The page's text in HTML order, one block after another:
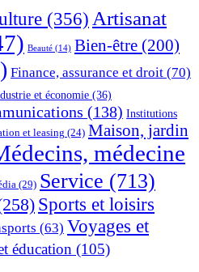
(356) Artisanat
Beauté (14) Bien-être (200)
Finance, assurance et droit (70)
et économie (36)
(138) Institutions
et leasing (24) Maison, jardin
médecine
(29) Service (713)
Sports et loisirs
(63) Voyages et
éducation (105)